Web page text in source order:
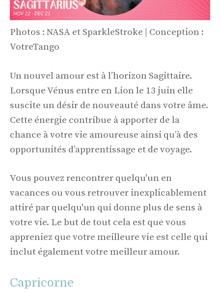
Photos : NASA et SparkleStroke | Conception :
VotreTango
Un nouvel amour est à l’horizon Sagittaire.
Lorsque Vénus entre en Lion le 13 juin elle
suscite un désir de nouveauté dans votre âme.
Cette énergie contribue à apporter de la
chance à votre vie amoureuse ainsi qu’à des
opportunités d’apprentissage et de voyage.
Vous pouvez rencontrer quelqu'un en
vacances ou vous retrouver inexplicablement
attiré par quelqu'un qui donne plus de sens à
votre vie. Le but de tout cela est que vous
appreniez que votre meilleure vie est celle qui
inclut également votre meilleur amour.
Capricorne